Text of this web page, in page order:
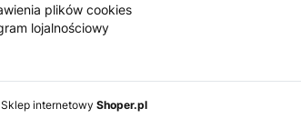
plików cookies
lojalnościowy
Sklep internetowy Shoper.pl